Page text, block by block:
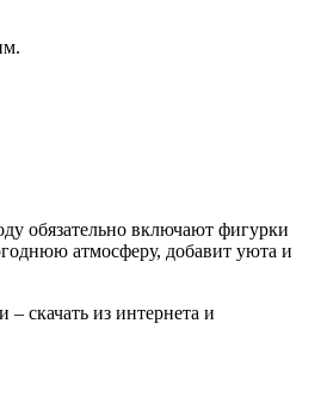
обязательно включают фигурки
атмосферу, добавит уюта и
скачать из интернета и